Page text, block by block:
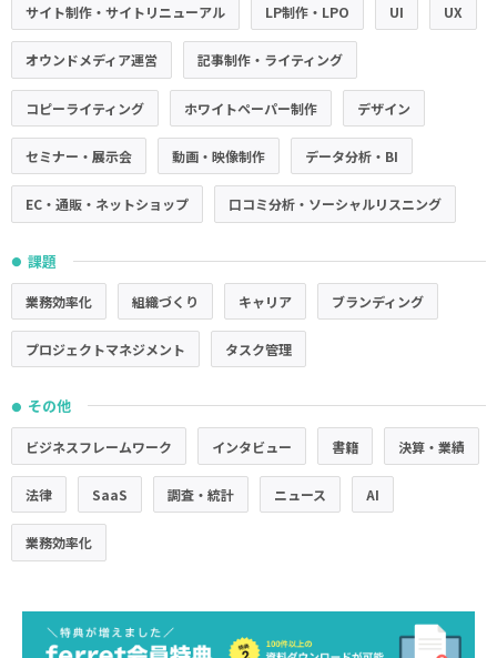
サイト制作・サイトリニューアル LP制作・LPO UI UX
オウンドメディア運営 記事制作・ライティング
コピーライティング ホワイトペーパー制作 デザイン
セミナー・展示会 動画・映像制作 データ分析・BI
EC・通販・ネットショップ 口コミ分析・ソーシャルリスニング
● 課題
業務効率化 組織づくり キャリア ブランディング
プロジェクトマネジメント タスク管理
● その他
ビジネスフレームワーク インタビュー 書籍 決算・業績
法律 SaaS 調査・統計 ニュース AI
業務効率化